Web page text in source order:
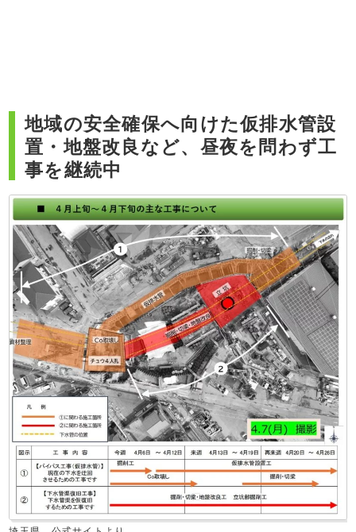
地域の安全確保へ向けた仮排水管設
置・地盤改良など、昼夜を問わず工
事を継続中